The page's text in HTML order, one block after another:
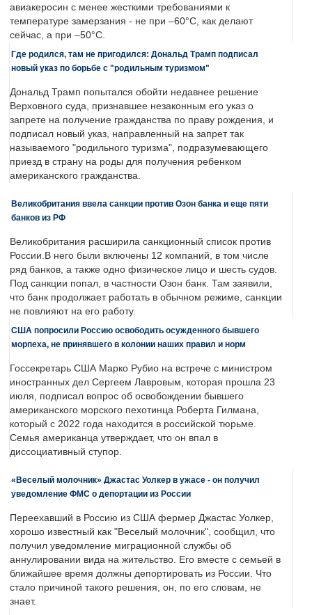
авиакеросин с менее жесткими требованиями к
температуре замерзания - не при –60°C, как делают
сейчас, а при –50°C.
Где родился, там не пригодился: Дональд Трамп подписал
новый указ по борьбе с "родильным туризмом"
Дональд Трамп попытался обойти недавнее решение
Верховного суда, признавшее незаконным его указ о
запрете на получение гражданства по праву рождения, и
подписал новый указ, направленный на запрет так
называемого "родильного туризма", подразумевающего
приезд в страну на роды для получения ребенком
американского гражданства.
Великобритания ввела санкции против Озон банка и еще пяти
банков из РФ
Великобритания расширила санкционный список против
России.В него были включены 12 компаний, в том числе
ряд банков, а также одно физическое лицо и шесть судов.
Под санкции попал, в частности Озон банк. Там заявили,
что банк продолжает работать в обычном режиме, санкции
не повлияют на его работу.
США попросили Россию освободить осужденного бывшего
морпеха, не принявшего в колонии наших правил и норм
Госсекретарь США Марко Рубио на встрече с министром
иностранных дел Сергеем Лавровым, которая прошла 23
июля, подписал вопрос об освобождении бывшего
американского морского пехотинца Роберта Гилмана,
который с 2022 года находится в российской тюрьме.
Семья американца утверждает, что он впал в
диссоциативный ступор.
«Веселый молочник» Джастас Уолкер в ужасе - он получил
уведомление ФМС о депортации из России
Переехавший в Россию из США фермер Джастас Уолкер,
хорошо известный как "Веселый молочник", сообщил, что
получил уведомление миграционной службы об
аннулировании вида на жительство. Его вместе с семьей в
ближайшее время должны депортировать из России. Что
стало причиной такого решения, он, по его словам, не
знает.